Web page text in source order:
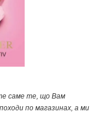
саме те, що Вам
по магазинах, а ми